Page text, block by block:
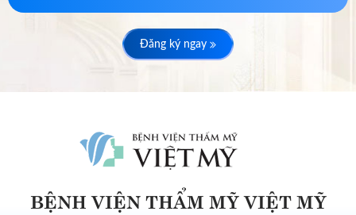
Đăng ký ngay
BỆNH VIỆN THẨM MỸ VIỆT MỸ